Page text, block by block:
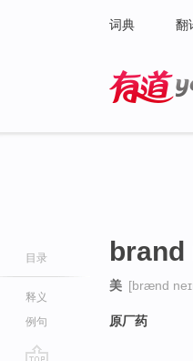
词典 翻
目录
释义
例句
brand
美 [brænd
原厂药